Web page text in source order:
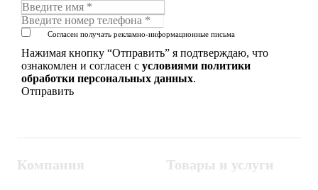
Согласен получать рекламно-информационные письма
Нажимая кнопку “Отправить” я подтверждаю, что
ознакомлен и согласен с условиями политики
обработки персональных данных.
Компания Товары и услуги